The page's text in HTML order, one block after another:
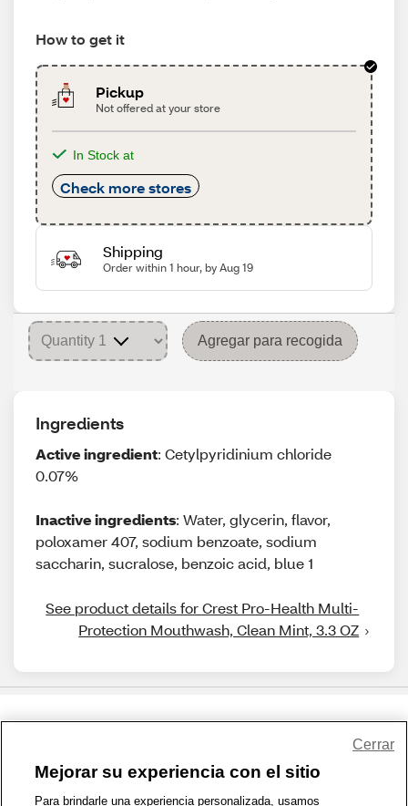
How to get it
Pickup
Not offered at your store
In Stock at
Check more stores
Shipping
Order within 1 hour, by Aug 19
Agregar para recogida
Ingredients
Active ingredient: Cetylpyridinium chloride
0.07%
Inactive ingredients: Water, glycerin, flavor,
poloxamer 407, sodium benzoate, sodium
saccharin, sucralose, benzoic acid, blue 1
See product details for Crest Pro-Health Multi-
Protection Mouthwash, Clean Mint, 3.3 OZ
1-800-679-9691 | Contáctenos | Términos de Uso | Accesibilidad
Mejorar su experiencia con el sitio
Para brindarle una experiencia personalizada, usamos
Cerrar